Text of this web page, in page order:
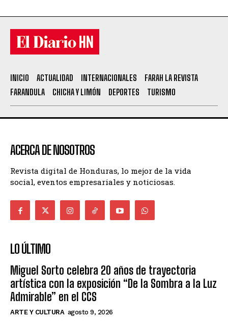
INICIO ACTUALIDAD INTERNACIONALES
FARAH LA REVISTA
FARANDULA
CHICHA Y LIMÓN DEPORTES TURISMO
ACERCA DE NOSOTROS
Revista digital de Honduras, lo mejor de la vida
social, eventos empresariales y noticiosas.
LO ÚLTIMO
Miguel Sorto celebra 20 años de trayectoria
artística con la exposición “De la Sombra a la Luz
Admirable” en el CCS
ARTE Y CULTURA agosto 9, 2026